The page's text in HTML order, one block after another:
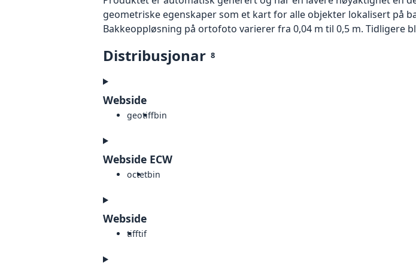
geometriske egenskaper som et kart for alle objekter lokalisert på
Bakkeoppløsning på ortofoto varierer fra 0,04 m til 0,5 m. Tidligere
Distribusjonar 8
Webside
geotiffbin
Webside ECW
octetbin
Webside
tifftif